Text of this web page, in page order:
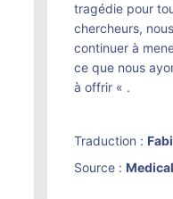
tragédie pour
chercheurs,
continuer à
ce que nous
à offrir « .
Traduction :
Source :